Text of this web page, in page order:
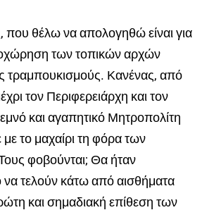
που θέλω να απολογηθώ είναι για
των τοπικών αρχών
τραμπουκισμούς. Κανένας, από
τον Περιφερειάρχη και τον
και αγαπητικό Μητροπολίτη
το μαχαίρι τη φόρα των
φοβούνται; Θα ήταν
να τελούν κάτω από αισθήματα
και σημαδιακή επίθεση των